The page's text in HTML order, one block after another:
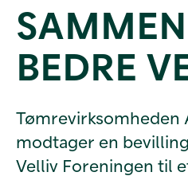
Værktøjer
og viden
Om Velliv
Foreningen
BEDRE
Tømrevirksomheden
modtager en
Velliv Foreningen til